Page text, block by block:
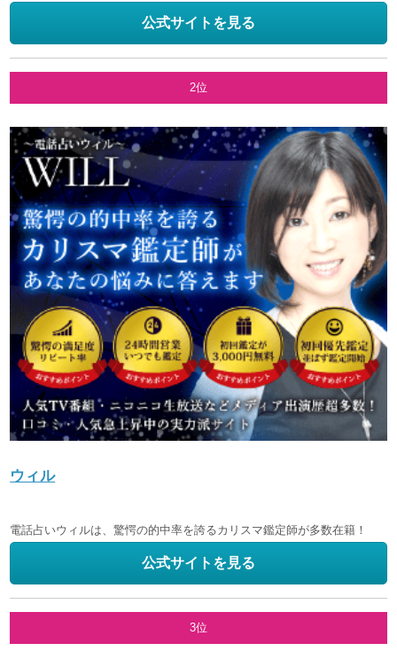
公式サイトを見る
2位
ウィル
電話占いウィルは、驚愕の的中率を誇るカリスマ鑑定師が多数在籍！
公式サイトを見る
3位